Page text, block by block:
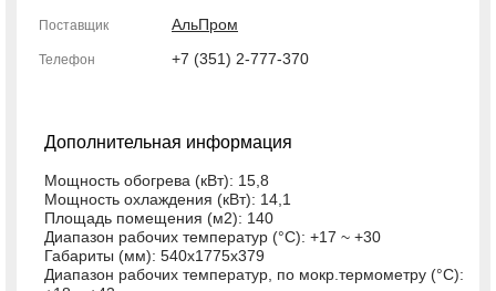
Поставщик АльПром
Телефон +7 (351) 2-777-370
Дополнительная информация
Мощность обогрева (кВт): 15,8
Мощность охлаждения (кВт): 14,1
Площадь помещения (м2): 140
Диапазон рабочих температур (°C): +17 ~ +30
Габариты (мм): 540x1775x379
Диапазон рабочих температур, по мокр.термометру (°C):